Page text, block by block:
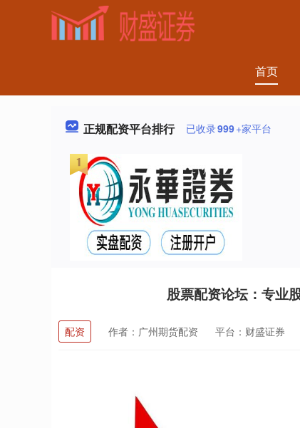
首页
正规配资平台排行 已收录999+家平台
股票配资论坛：专业
配资 作者：广州期货配资 平台：财盛证券